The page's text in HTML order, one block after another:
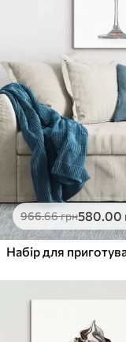
966.66грн580.00